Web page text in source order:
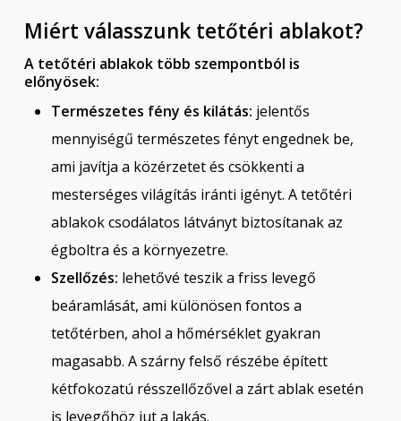
Miért válasszunk tetőtéri ablakot?
A tetőtéri ablakok több szempontból is
előnyösek:
Természetes fény és kilátás: jelentős
mennyiségű természetes fényt engednek be,
ami javítja a közérzetet és csökkenti a
mesterséges világítás iránti igényt. A tetőtéri
ablakok csodálatos látványt biztosítanak az
égboltra és a környezetre.
Szellőzés: lehetővé teszik a friss levegő
beáramlását, ami különösen fontos a
tetőtérben, ahol a hőmérséklet gyakran
magasabb. A szárny felső részébe épített
kétfokozatú résszellőzővel a zárt ablak esetén
is levegőhöz jut a lakás.